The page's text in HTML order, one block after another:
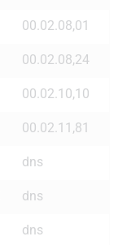
00.02.08,01
00.02.08,24
00.02.10,10
00.02.11,81
dns
dns
dns